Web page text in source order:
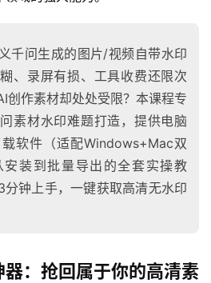
千问生成的图片/视频自带水印
、录屏有损、工具收费还限次
创作素材却处处受限？本课程专
素材水印难题打造，提供电脑
软件（适配Windows+Mac双
安装到批量导出的全套实操教
钟上手，一键获取高清无水印
：抢回属于你的高清素